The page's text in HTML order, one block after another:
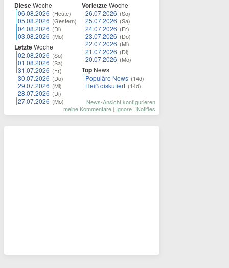
DieseWoche
06.08.2026 (Heute)
05.08.2026 (Gestern)
04.08.2026 (Di)
03.08.2026 (Mo)
LetzteWoche
02.08.2026 (So)
01.08.2026 (Sa)
31.07.2026 (Fr)
30.07.2026 (Do)
29.07.2026 (Mi)
28.07.2026 (Di)
27.07.2026 (Mo)
VorletzteWoche
26.07.2026 (So)
25.07.2026 (Sa)
24.07.2026 (Fr)
23.07.2026 (Do)
22.07.2026 (Mi)
21.07.2026 (Di)
20.07.2026 (Mo)
Top News
Populäre News (14d)
Heiß diskutiert (14d)
News-Ansicht konfigurieren
meine Kommentare | Ignore | Notifies